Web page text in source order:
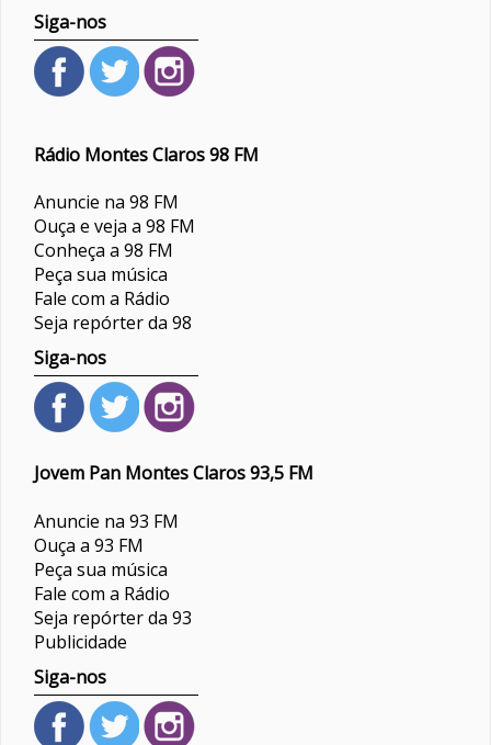
Siga-nos
Rádio Montes Claros 98 FM
Anuncie na 98 FM
Ouça e veja a 98 FM
Conheça a 98 FM
Peça sua música
Fale com a Rádio
Seja repórter da 98
Siga-nos
Jovem Pan Montes Claros 93,5 FM
Anuncie na 93 FM
Ouça a 93 FM
Peça sua música
Fale com a Rádio
Seja repórter da 93
Publicidade
Siga-nos